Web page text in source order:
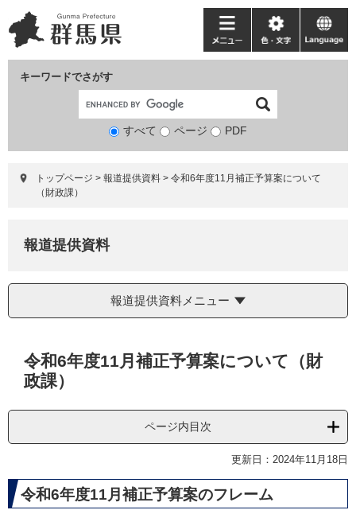
ー
ジ
ニ
ュ
て
キーワードでさがす
検
象
すべて ページ PDF
メ
ニ
ー
色・
文
language
トップページ > 報道提供資料 > 令和6年度11月補正予算案について
（財政課）
報道提供資料
報道提供資料メニュー
令和6年度11月補正予算案について（財
政課）
ページ内目次
更新日：2024年11月18日
令和6年度11月補正予算案のフレーム